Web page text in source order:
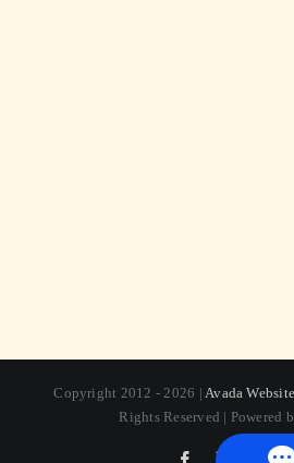
Copyright 2012 - 2026 |Avada
Rights Reserved | Powered
Facebook